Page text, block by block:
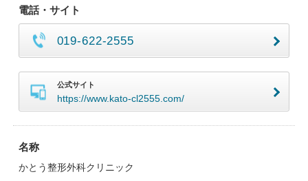
電話・サイト
019-622-2555
公式サイト
https://www.kato-cl2555.com/
名称
かとう整形外科クリニック